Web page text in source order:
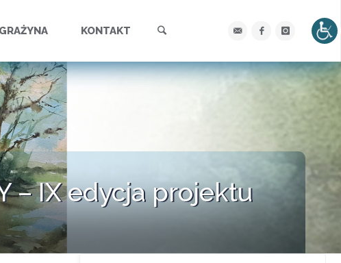
KONTAKT
– IX edycja projektu